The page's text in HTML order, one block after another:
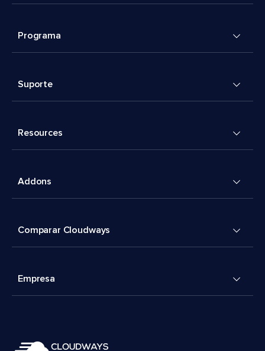
Programa
Suporte
Resources
Addons
Comparar Cloudways
Empresa